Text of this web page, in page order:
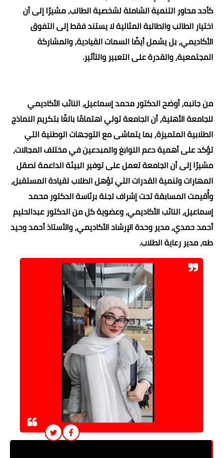
كأحد محاور التنمية الشاملة لشخصية الطالب، مشيرًا إلى أن
اختيار الطالب والطالبة المثالية لا يستند فقط إلى التفوق
الأكاديمي، بل يشمل أيضًا السمات القيادية، والمشاركة
المجتمعية، والقدرة على التعبير والتأثير.
من جانبه، أوضح الدكتور محمد إسماعيل، النائب الأكاديمي
للجامعة الأهلية، أن الجامعة تولي اهتمامًا بالغًا بتكريم النماذج
الطلابية المتميزة، بما يتماشى مع التوجهات الوطنية التي
تؤكد على أهمية دعم النوابغ والمبدعين في مختلف المجالات،
مشيرًا إلى أن الجامعة تعمل على توفير البيئة الداعمة لصقل
المهارات وتنمية القدرات التي تؤهل الطلاب لقيادة المستقبل،
وأُقيمت المسابقة تحت إشراف لجنة برئاسة الدكتور محمد
إسماعيل، النائب الأكاديمي، وعضوية كل من الدكتور عبدالحليم
أحمد حمدي، مدير وحدة الإرشاد الأكاديمي، والأستاذ أحمد وحيد
طه، مدير رعاية الطلاب.